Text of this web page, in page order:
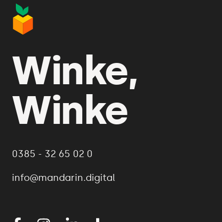
Winke,
Winke
0385 - 32 65 02 0
info@mandarin.digital